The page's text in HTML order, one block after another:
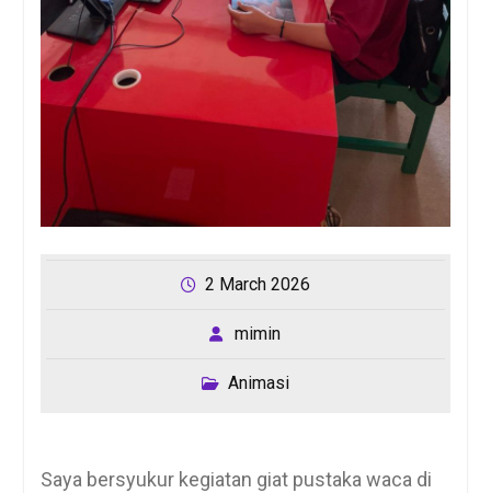
2 March 2026
mimin
Animasi
Saya bersyukur kegiatan giat pustaka waca di